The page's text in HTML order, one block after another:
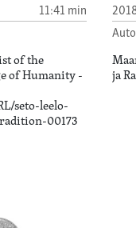
11:41 min
of the
of Humanity -
seto-leelo-
00173
ja